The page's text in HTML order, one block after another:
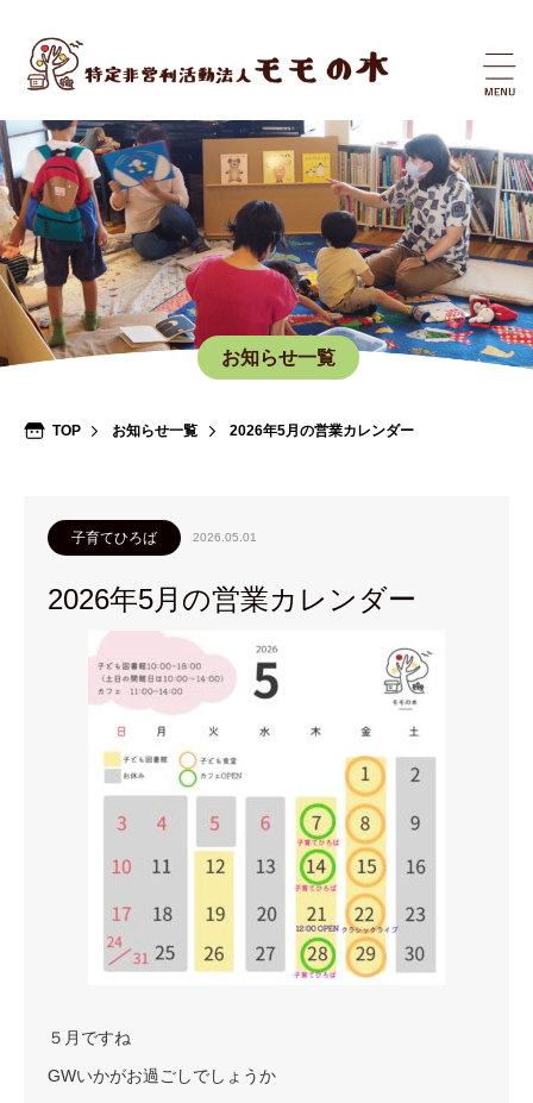
お知らせ一覧
TOP お知らせ一覧 2026年5月の営業カレンダー
子育てひろば 2026.05.01
2026年5月の営業カレンダー
５月ですね
GWいかがお過ごしでしょうか